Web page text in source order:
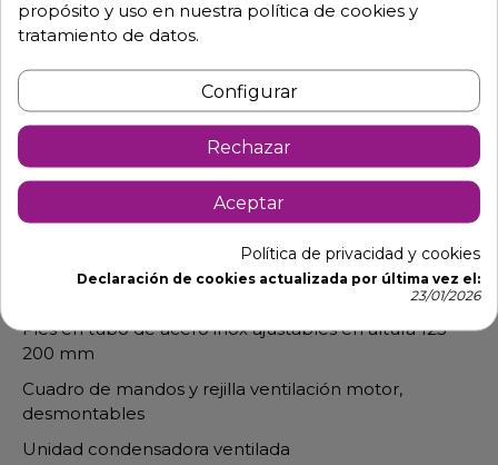
Interior en acero inox AISI-304 18/10, con aristas
curvas y fondo embutido
Refrigerante R-290
Puertas de apertura reversible, con sistema de cierre
automático y burlete magnético (permanece abierta
al superar los 90° de apertura)
Contrapuerta inox embutida
Estantes interiores de varilla en acero plastificado,
Pies en tubo de acero inox ajustables en altura 125-
200 mm
Cuadro de mandos y rejilla ventilación motor,
desmontables
Unidad condensadora ventilada
propósito y uso en nuestra política de cookies y
tratamiento de datos.
Configurar
Rechazar
Aceptar
Política de privacidad y cookies
Declaración de cookies actualizada por última vez el:
23/01/2026